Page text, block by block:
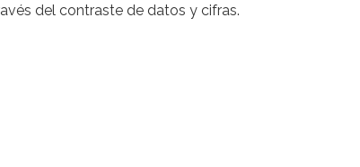
del contraste de datos y cifras.